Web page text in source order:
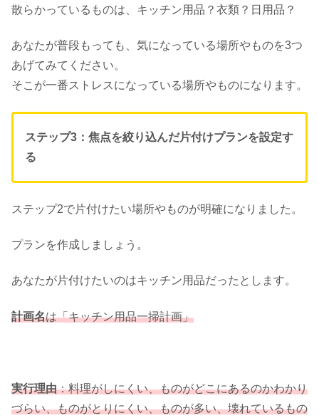
散らかっているものは、キッチン用品？衣類？日用品？
あなたが普段もっても、気になっている場所やものを3つ
あげてみてください。
そこが一番ストレスになっている場所やものになります。
ステップ3：焦点を絞り込んだ片付けプランを設定す
る
ステップ2で片付けたい場所やものが明確になりました。
プランを作成しましょう。
あなたが片付けたいのはキッチン用品だったとします。
計画名は「キッチン用品一掃計画」
実行理由：料理がしにくい、ものがどこにあるのかわかり
づらい、ものがとりにくい、ものが多い、壊れているもの